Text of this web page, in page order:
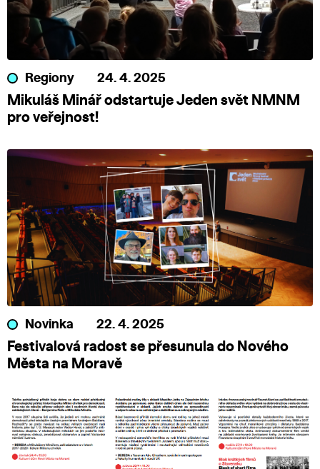
Regiony 24. 4. 2025
Mikuláš Minář odstartuje Jeden svět NMNM
pro veřejnost!
Novinka 22. 4. 2025
Festivalová radost se přesunula do Nového
Města na Moravě